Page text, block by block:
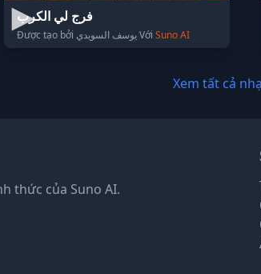
فرج لي الكرب
Được tạo bởi يوسف السويدي Với Suno AI
Xem tất cả
thức của Suno AI.